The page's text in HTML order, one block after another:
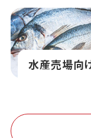
水産売場向